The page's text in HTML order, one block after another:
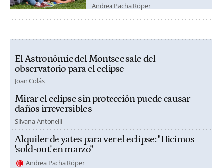
Andrea Pacha Röper
El Astronòmic del Montsec sale del
observatorio para el eclipse
Joan Colás
Mirar el eclipse sin protección puede causar
daños irreversibles
Silvana Antonelli
Alquiler de yates para ver el eclipse: "Hicimos
'sold-out' en marzo"
Andrea Pacha Röper